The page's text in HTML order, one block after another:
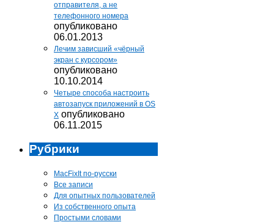
отправителя, а не
телефонного номера
опубликовано
06.01.2013
Лечим зависший «чёрный
экран с курсором»
опубликовано
10.10.2014
Четыре способа настроить
автозапуск приложений в OS
X опубликовано
06.11.2015
Рубрики
MacFixIt по-русски
Все записи
Для опытных пользователей
Из собственного опыта
Простыми словами